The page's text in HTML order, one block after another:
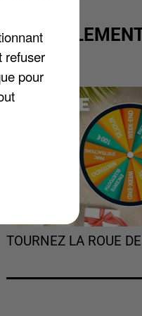
GAGNER
TOURNEZ LA ROUE
refuser
pour